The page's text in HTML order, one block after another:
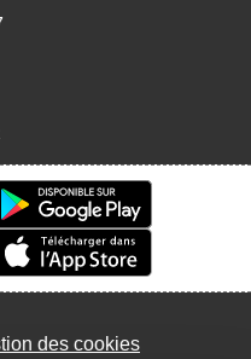
des cookies